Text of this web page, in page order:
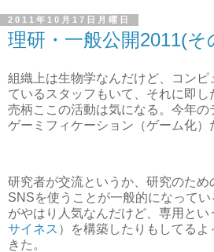
2011年10月17日月曜日
理研・一般公開2011(そ
組織上は生物学なんだけど、コンピ
ているスタッフもいて、それに即
売柄ここの活動は気になる。今年の
ゲーミフィケーション（ゲーム化）
研究者が交流というか、研究のため
SNSを使うことが一般的になって
がやはり人気なんだけど、専用とい
サイネス ）を構築したりもしてる
きた。